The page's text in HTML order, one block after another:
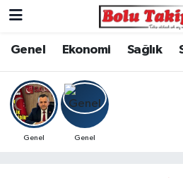
Genel Ekonomi Sağlık
Genel Genel